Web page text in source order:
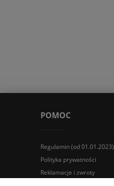
POMOC
Regulamin (od 01.01.2023)
Polityka prywatności
Reklamacje i zwroty